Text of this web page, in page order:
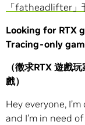
「fatheadlifter」
Looking for RTX
Tracing-only
（徵求RTX 遊戲玩
戲）
Hey everyone,
and I’m in need